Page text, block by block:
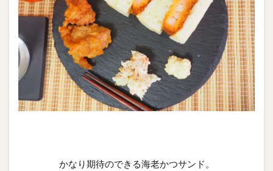
かなり期待のできる海老かつサンド。